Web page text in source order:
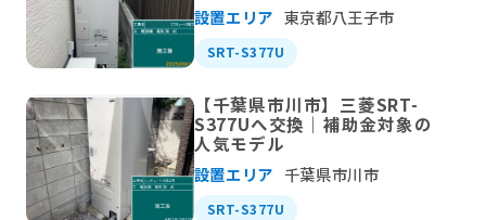
設置エリア 東京都八王子市
SRT-S377U
【千葉県市川市】三菱SRT-
S377Uへ交換｜補助金対象の
人気モデル
設置エリア 千葉県市川市
SRT-S377U